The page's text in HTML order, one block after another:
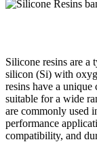
Silicone resins are a
silicon (Si) with
resins have a unique
suitable for a wide
are commonly used
performance
compatibility, and